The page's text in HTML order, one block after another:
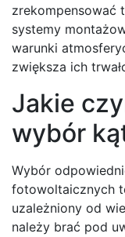
zrekompensować
systemy
warunki
zwiększa ich
Jakie
wybór
Wybór
fotowoltaicznych
uzależniony od
należy brać pod